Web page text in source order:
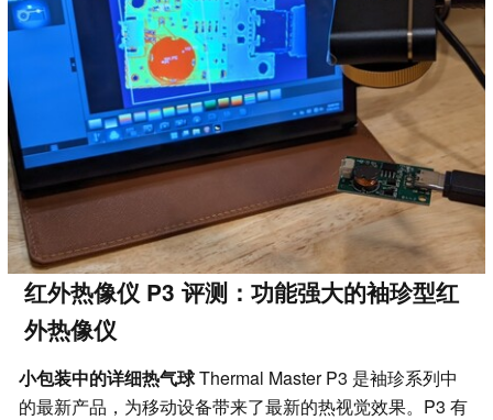
红外热像仪 P3 评测：功能强大的袖珍型红
外热像仪
小包装中的详细热气球Thermal Master P3 是袖珍系列中
的最新产品，为移动设备带来了最新的热视觉效果。P3 有